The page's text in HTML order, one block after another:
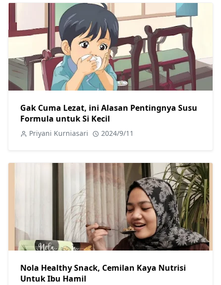
Gak Cuma Lezat, ini Alasan Pentingnya Susu
Formula untuk Si Kecil
Priyani Kurniasari 2024/9/11
Nola Healthy Snack, Cemilan Kaya Nutrisi
Untuk Ibu Hamil